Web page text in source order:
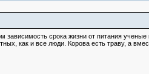
зависимость срока жизни от питания ученые
как и все люди. Корова есть траву, а